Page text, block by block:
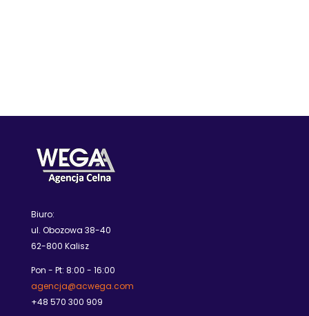
Biuro:
ul. Obozowa 38-40
62-800 Kalisz
Pon - Pt: 8:00 - 16:00
agencja@acwega.com
+48 570 300 909